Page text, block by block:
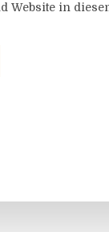
Website in